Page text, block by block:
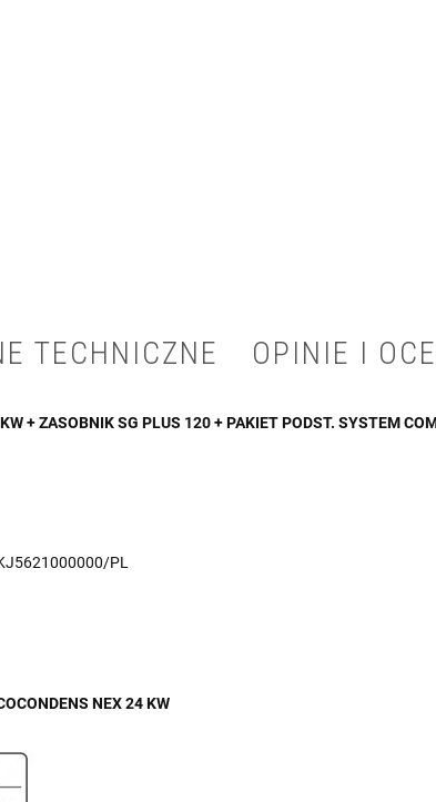
TECHNICZNE OPINIE I
+ ZASOBNIK SG PLUS 120 + PAKIET PODST. SYSTEM
PL
NEX 24 KW